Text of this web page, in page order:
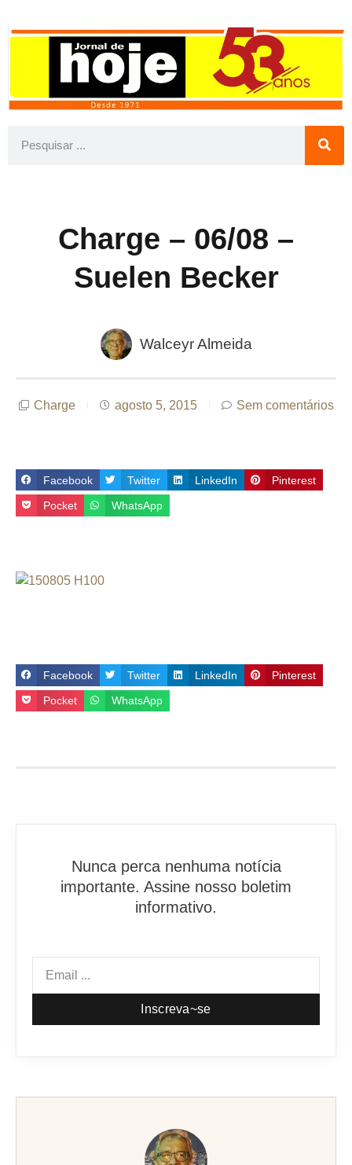
Charge – 06/08 –
Suelen Becker
Walceyr Almeida
Charge agosto 5, 2015 Sem comentários
Facebook Twitter LinkedIn Pinterest
Pocket WhatsApp
Facebook Twitter LinkedIn Pinterest
Pocket WhatsApp
Nunca perca nenhuma notícia
importante. Assine nosso boletim
informativo.
Inscreva~se